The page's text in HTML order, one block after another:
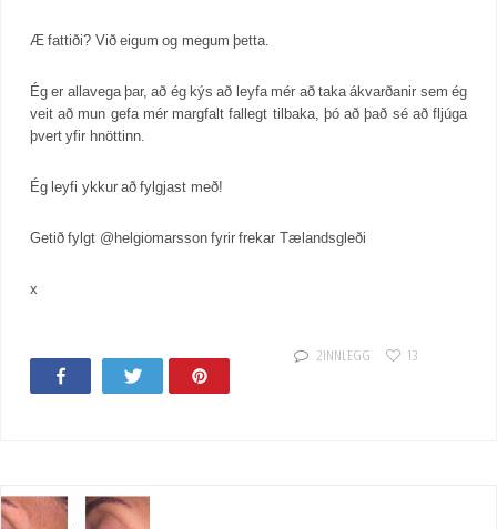
Æ fattiði? Við eigum og megum þetta.
Ég er allavega þar, að ég kýs að leyfa mér að taka ákvarðanir sem ég
veit að mun gefa mér margfalt fallegt tilbaka, þó að það sé að fljúga
þvert yfir hnöttinn.
Ég leyfi ykkur að fylgjast með!
Getið fylgt @helgiomarsson fyrir frekar Tælandsgleði
x
Tweet
2 INNLEGG 13